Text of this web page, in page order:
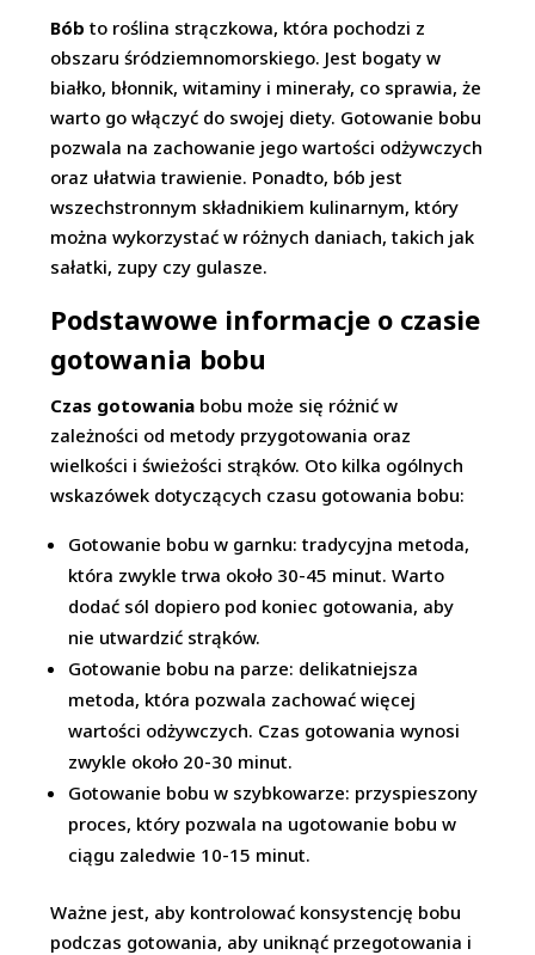
Bób to roślina strączkowa, która pochodzi z
obszaru śródziemnomorskiego. Jest bogaty w
białko, błonnik, witaminy i minerały, co sprawia, że
warto go włączyć do swojej diety. Gotowanie bobu
pozwala na zachowanie jego wartości odżywczych
oraz ułatwia trawienie. Ponadto, bób jest
wszechstronnym składnikiem kulinarnym, który
można wykorzystać w różnych daniach, takich jak
sałatki, zupy czy gulasze.
Podstawowe informacje o czasie
gotowania bobu
Czas gotowania bobu może się różnić w
zależności od metody przygotowania oraz
wielkości i świeżości strąków. Oto kilka ogólnych
wskazówek dotyczących czasu gotowania bobu:
Gotowanie bobu w garnku: tradycyjna metoda,
która zwykle trwa około 30-45 minut. Warto
dodać sól dopiero pod koniec gotowania, aby
nie utwardzić strąków.
Gotowanie bobu na parze: delikatniejsza
metoda, która pozwala zachować więcej
wartości odżywczych. Czas gotowania wynosi
zwykle około 20-30 minut.
Gotowanie bobu w szybkowarze: przyspieszony
proces, który pozwala na ugotowanie bobu w
ciągu zaledwie 10-15 minut.
Ważne jest, aby kontrolować konsystencję bobu
podczas gotowania, aby uniknąć przegotowania i